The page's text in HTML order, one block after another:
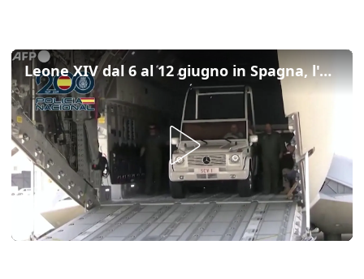
Leone XIV dal 6 al 12 giugno in Spagna, l'arrivo della papamobile a Madrid